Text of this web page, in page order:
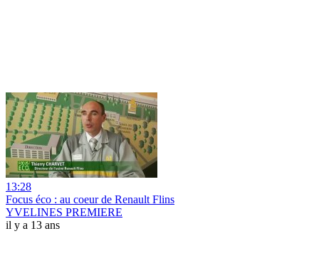
13:28
Focus éco : au coeur de Renault Flins
YVELINES PREMIERE
il y a 13 ans